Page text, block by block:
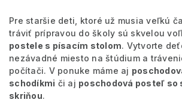
Pre staršie deti, ktoré už musia veľkú
tráviť prípravou do školy sú skvelou
postele s písacím stolom. Vytvorte
nezávadné miesto na štúdium a
počítači. V ponuke máme aj
schodíkmi či aj poschodová posteľ so
skriňou.